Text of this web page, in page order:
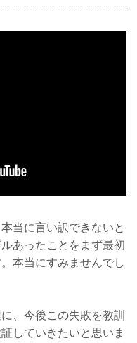
当に言い訳できないと
あったことをまず最初
本当にすみませんでし
、今後この失敗を教訓
していきたいと思いま